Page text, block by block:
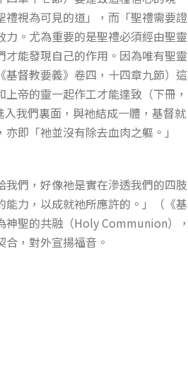
視為可見的道」，而「聖禮需要證
。尤為重要的是聖禮必須經由聖靈
能發現自己的作用。因為唯有聖靈
督教要義》卷四，十四章九節）這
帝的靈一起作工才能達致（下冊，
我們裏面，與祂結成一體，基督就
即「祂並沒有除去血肉之軀。」
們，好像祂是實在滲透我們的四肢
力，以成就祂所應許的。」（《基
神聖的共融（Holy Communion），
，對外宣揚福音。